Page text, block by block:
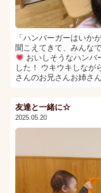
「ハンバーガーはいか
聞こえてきて、みんな
おいしそうなハンバ
した！ ウキウキしなが
さんのお兄さんお姉さ
友達と一緒に☆
2025.05.20